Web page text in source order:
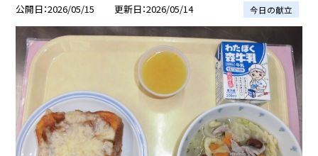
公開日 2026/05/15 更新日 2026/05/14 今日の献立